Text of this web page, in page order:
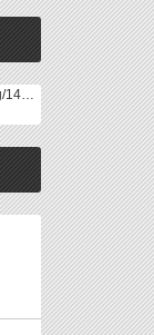
world-weather.ru/pogoda/russia/yekaterinburg/14days/